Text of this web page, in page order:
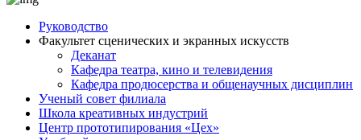
Руководство
Факультет сценических и экранных искусств
Деканат
Кафедра театра, кино и телевидения
Кафедра продюсерства и общенаучных дисциплин
Ученый совет филиала
Школа креативных индустрий
Центр прототипирования «Цех»